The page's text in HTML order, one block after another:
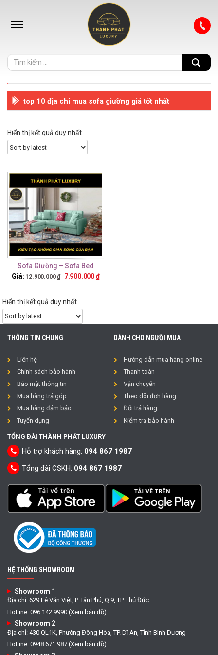
top 10 địa chỉ mua sofa giường giá tốt nhất
Hiển thị kết quả duy nhất
Sofa Giường – Sofa Bed
TTG27
Giá: 12.900.000₫ 7.900.000₫
Hiển thị kết quả duy nhất
THÔNG TIN CHUNG
Liên hệ
Chính sách bảo hành
Bảo mật thông tin
Mua hàng trả góp
Mua hàng đảm bảo
Tuyển dụng
DÀNH CHO NGƯỜI MUA
Hướng dẫn mua hàng online
Thanh toán
Vận chuyển
Theo dõi đơn hàng
Đổi trả hàng
Kiểm tra bảo hành
TỔNG ĐÀI THÀNH PHÁT LUXURY
Hỗ trợ khách hàng: 094 867 1987
Tổng đài CSKH: 094 867 1987
HỆ THỐNG SHOWROOM
Showroom 1
Địa chỉ: 629 Lê Văn Việt, P. Tân Phú, Q.9, TP. Thủ Đức
Hotline: 096 142 9990 (Xem bản đồ)
Showroom 2
Địa chỉ: 430 QL1K, Phường Đông Hòa, TP. Dĩ An, Tỉnh Bình Dương
Hotline: 0948 671 987 (Xem bản đồ)